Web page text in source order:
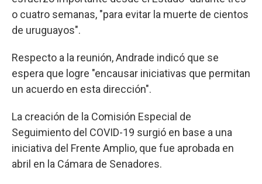
o cuatro semanas, "para evitar la muerte de cientos
de uruguayos".
Respecto a la reunión, Andrade indicó que se
espera que logre "encausar iniciativas que permitan
un acuerdo en esta dirección".
La creación de la Comisión Especial de
Seguimiento del COVID-19 surgió en base a una
iniciativa del Frente Amplio, que fue aprobada en
abril en la Cámara de Senadores.